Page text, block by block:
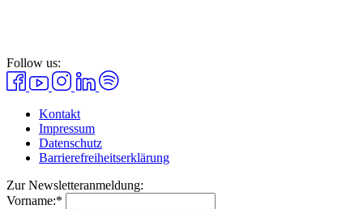
Follow us:
Kontakt
Impressum
Datenschutz
Barrierefreiheitserklärung
Zur Newsletteranmeldung:
Vorname:*